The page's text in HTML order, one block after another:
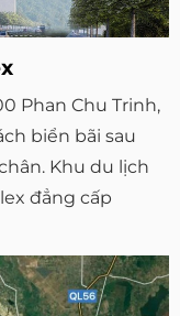
Phan Chu Trinh,
biển bãi sau
Khu du lịch
đẳng cấp